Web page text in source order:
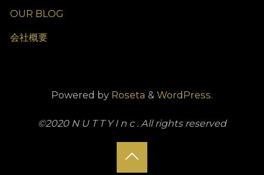
OUR BLOG
会社概要
Powered by Roseta & WordPress.
©2020 N U T T Y I n c . All rights reserved